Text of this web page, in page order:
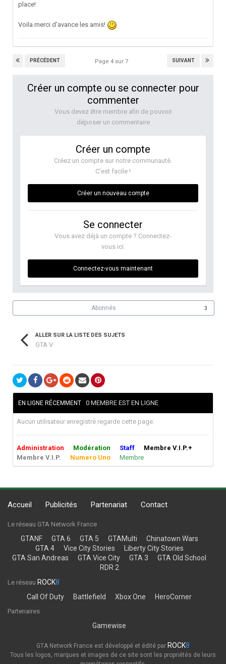
place!
Voila merci d'avance les amis!
PRÉCÉDENT SUIVANT
Page 4 sur 7
Créer un compte ou se connecter pour
commenter
Vous devez être membre afin de pouvoir
déposer un commentaire
Créer un compte
Créez un compte sur notre communauté.
C’est facile !
Créer un nouveau compte
Se connecter
Vous avez déjà un compte ? Connectez-
vous ici.
Connectez-vous maintenant
Abonnés 3
ALLER SUR LA LISTE DES SUJETS
GTA V
EN LIGNE RÉCEMMENT 0 MEMBRE EST EN LIGNE
Aucun utilisateur enregistré regarde cette page.
Administration Modération Staff
Membre V.I.P.+
Membre V.I.P.
Numero Uno Membre
Accueil Publicités Partenariat Contact
Le réseau GTA Network France
GTANF GTA 6 GTA 5 GTAMulti
Chinatown Wars
GTA 4
Vice City Stories
Liberty City Stories
GTA San Andreas
GTA Vice City GTA 3
GTA Old School
RDR 2
Le réseau ROCK8
Call Of Duty
Battlefield Xbox One HeroCorner
Partenaires
Gamewise
GTA Network France est développé et édité par ROCK8
Tous les logos, marques et images de ce site sont les propriétés de leurs